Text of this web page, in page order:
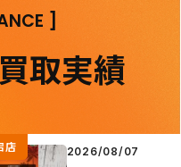
]
取実績
2026/08/07